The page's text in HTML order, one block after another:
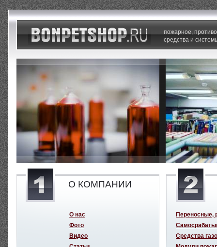
пожарное,
средства и
О КОМПАНИИ
О нас
Фото
Видео
Переносные,
Средства